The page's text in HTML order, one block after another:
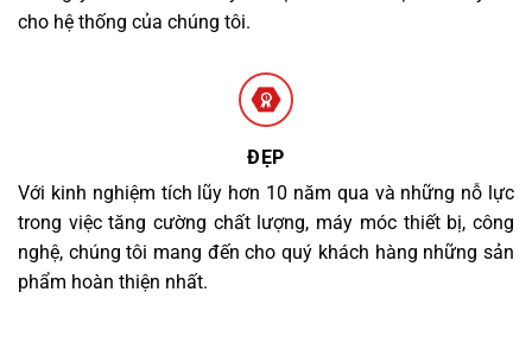
cho hệ thống của chúng tôi.
ĐẸP
Với kinh nghiệm tích lũy hơn 10 năm qua và những nỗ lực
trong việc tăng cường chất lượng, máy móc thiết bị, công
nghệ, chúng tôi mang đến cho quý khách hàng những sản
phẩm hoàn thiện nhất.